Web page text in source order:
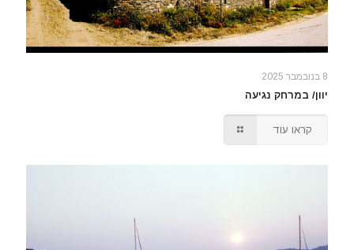
8 בנובמבר 2025
יוון/ במרחק נגיעה
קראו עוד